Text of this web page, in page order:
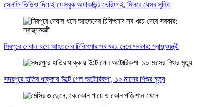
সেলফি ভিডিও দিয়েই ফেসবুক অ্যাকাউন্ট ভেরিফাই, মিলবে যেসব সুবিধা
মিরপুরে দেয়াল ধসে আহতদের চিকিৎসার সব খরচ দেবে সরকার: স্বাস্থ্যমন্ত্রী
সদরপুরে হাতির ধাক্কায় উল্টে গেল অটোরিকশা, ১০ মাসের শিশুর মৃত্যু